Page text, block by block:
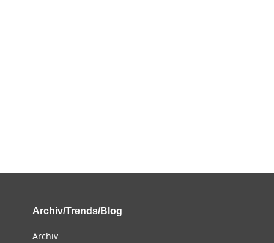
Archiv/Trends/Blog
Archiv